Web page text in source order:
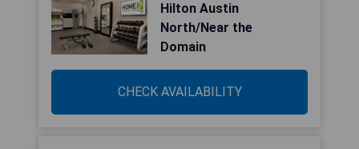
Hilton Austin
North/Near the
Domain
CHECK AVAILABILITY